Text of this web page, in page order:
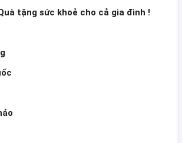
tặng sức khoẻ cho cả gia đình !